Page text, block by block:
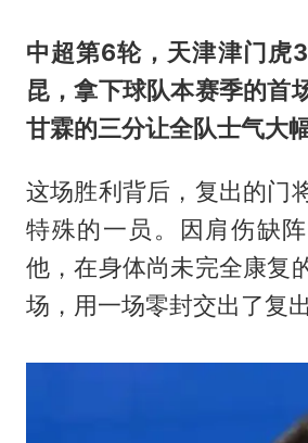
中超第6轮，天津津门虎
昆，拿下球队本赛季的首
甘霖的三分让全队士气大幅
这场胜利背后，复出的门
特殊的一员。因肩伤缺
他，在身体尚未完全康复
场，用一场零封交出了复出